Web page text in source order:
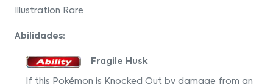
Illustration Rare
Abilidades:
Fragile Husk
If this Pokémon is Knocked Out by damage from an